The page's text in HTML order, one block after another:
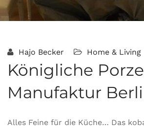
Hajo Becker Home & Living
Königliche
Manufaktur
Alles Feine für die Küche… Das